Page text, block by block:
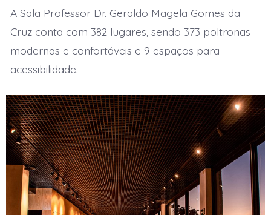
A Sala Professor Dr. Geraldo Magela Gomes da
Cruz conta com 382 lugares, sendo 373 poltronas
modernas e confortáveis e 9 espaços para
acessibilidade.